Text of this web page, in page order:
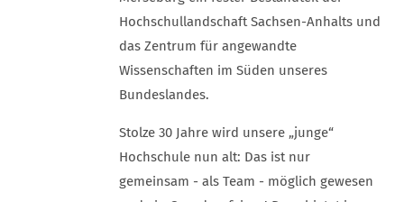
Hochschullandschaft Sachsen-Anhalts und
das Zentrum für angewandte
Wissenschaften im Süden unseres
Bundeslandes.
Stolze 30 Jahre wird unsere „junge“
Hochschule nun alt: Das ist nur
gemeinsam - als Team - möglich gewesen